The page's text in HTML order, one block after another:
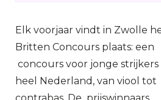
Elk voorjaar vindt in Zwolle
Britten Concours plaats: een
concours voor jonge
heel Nederland, van viool tot